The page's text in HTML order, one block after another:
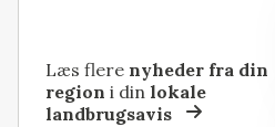
Læs flere nyheder fra din
region i dinlokale
landbrugsavis